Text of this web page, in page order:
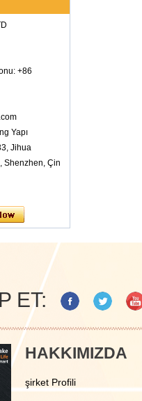
+86
Yapı
Jihua
Shenzhen, Çin
ET:
HAKKIMIZDA
şirket Profili